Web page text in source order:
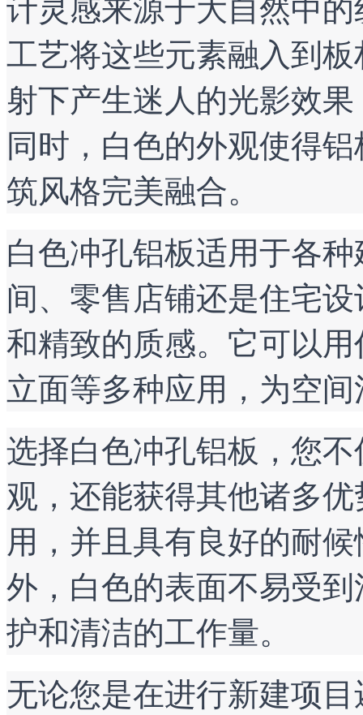
工艺将这些元素融入到
射下产生迷人的光影效
同时，白色的外观使得
筑风格完美融合。
白色冲孔铝板适用于各
间、零售店铺还是住宅
和精致的质感。它可以
立面等多种应用，为空
选择白色冲孔铝板，您
观，还能获得其他诸多
用，并且具有良好的耐
外，白色的表面不易受
护和清洁的工作量。
无论您是在进行新建项